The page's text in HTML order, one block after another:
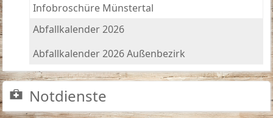
Infobroschüre Münstertal
Abfallkalender 2026
Abfallkalender 2026 Außenbezirk
Notdienste